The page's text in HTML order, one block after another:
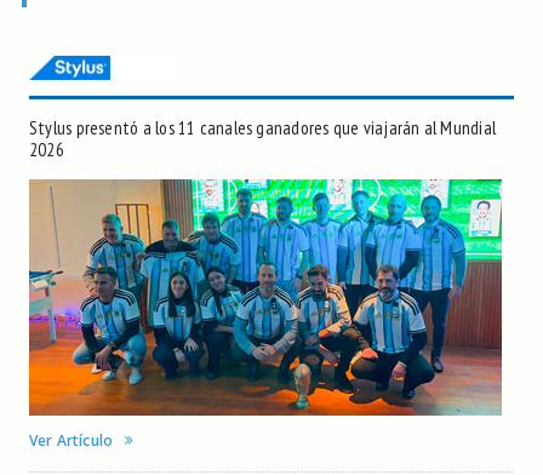
Stylus presentó a los 11 canales ganadores que viajarán al Mundial
2026
Ver Artículo